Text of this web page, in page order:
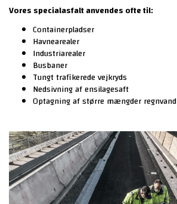
Vores specialasfalt anvendes ofte til:
Containerpladser
Havnearealer
Industriarealer
Busbaner
Tungt trafikerede vejkryds
Nedsivning af ensilagesaft
Optagning af større mængder regnvand